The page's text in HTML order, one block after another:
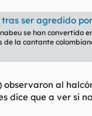
agredido por otro fan
se han convertido
de la cantante
observaron al
dice que a ver si